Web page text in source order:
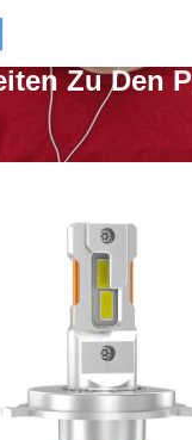
Zu Den